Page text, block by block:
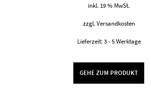
9,95 €7,50 €.
inkl. 19 % MwSt.
zzgl. Versandkosten
Lieferzeit: 3 - 5 Werktage
GEHE ZUM PRODUKT